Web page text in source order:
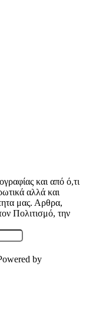
και από ό,τι
αλλά και
μας. Αρθρα,
Πολιτισμό, την
by